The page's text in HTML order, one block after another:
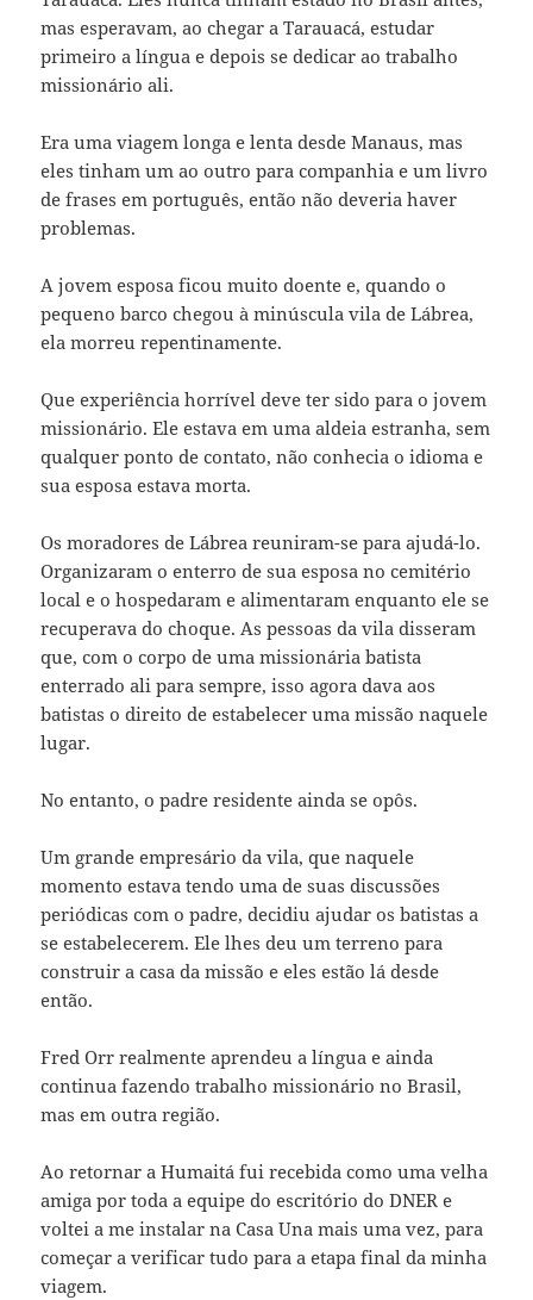
mas esperavam, ao chegar a Tarauacá, estudar
primeiro a língua e depois se dedicar ao trabalho
missionário ali.
Era uma viagem longa e lenta desde Manaus, mas
eles tinham um ao outro para companhia e um livro
de frases em português, então não deveria haver
problemas.
A jovem esposa ficou muito doente e, quando o
pequeno barco chegou à minúscula vila de Lábrea,
ela morreu repentinamente.
Que experiência horrível deve ter sido para o jovem
missionário. Ele estava em uma aldeia estranha, sem
qualquer ponto de contato, não conhecia o idioma e
sua esposa estava morta.
Os moradores de Lábrea reuniram-se para ajudá-lo.
Organizaram o enterro de sua esposa no cemitério
local e o hospedaram e alimentaram enquanto ele se
recuperava do choque. As pessoas da vila disseram
que, com o corpo de uma missionária batista
enterrado ali para sempre, isso agora dava aos
batistas o direito de estabelecer uma missão naquele
lugar.
No entanto, o padre residente ainda se opôs.
Um grande empresário da vila, que naquele
momento estava tendo uma de suas discussões
periódicas com o padre, decidiu ajudar os batistas a
se estabelecerem. Ele lhes deu um terreno para
construir a casa da missão e eles estão lá desde
então.
Fred Orr realmente aprendeu a língua e ainda
continua fazendo trabalho missionário no Brasil,
mas em outra região.
Ao retornar a Humaitá fui recebida como uma velha
amiga por toda a equipe do escritório do DNER e
voltei a me instalar na Casa Una mais uma vez, para
começar a verificar tudo para a etapa final da minha
viagem.